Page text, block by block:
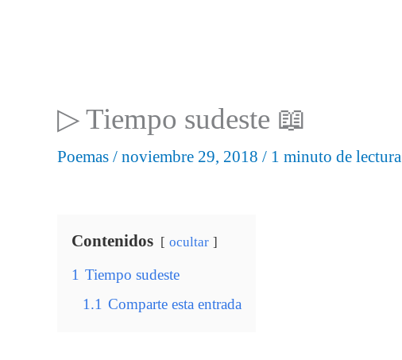
▷ Tiempo sudeste 📖
Poemas / noviembre 29, 2018 / 1 minuto de lectura
Contenidos ocultar
1 Tiempo sudeste
1.1 Comparte esta entrada